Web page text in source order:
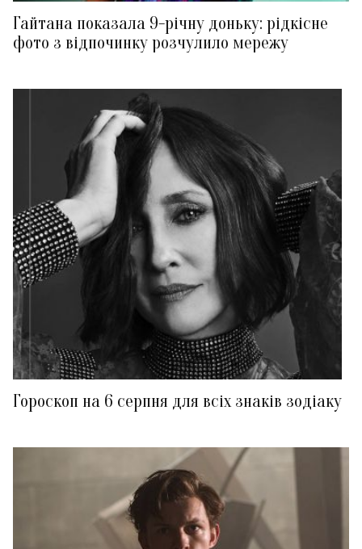
Гайтана показала 9-річну доньку: рідкісне
фото з відпочинку розчулило мережу
Гороскоп на 6 серпня для всіх знаків зодіаку